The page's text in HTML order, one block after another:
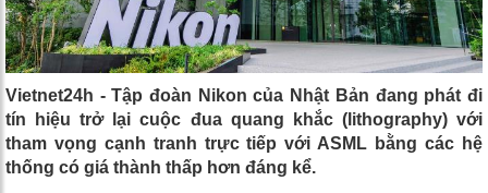
Vietnet24h - Tập đoàn Nikon của Nhật Bản đang phát đi
tín hiệu trở lại cuộc đua quang khắc (lithography) với
tham vọng cạnh tranh trực tiếp với ASML bằng các hệ
thống có giá thành thấp hơn đáng kể.